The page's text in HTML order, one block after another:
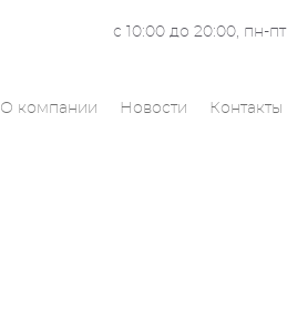
с 10:00 до 20:00, пн-пт
О компании Новости Контакты